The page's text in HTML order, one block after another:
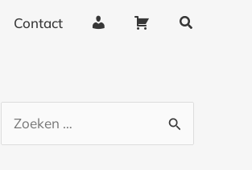
Contact
W
Zoeken